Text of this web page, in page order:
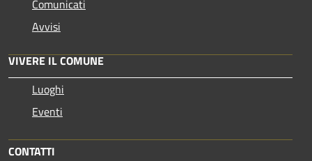
Comunicati
Avvisi
VIVERE IL COMUNE
Luoghi
Eventi
CONTATTI